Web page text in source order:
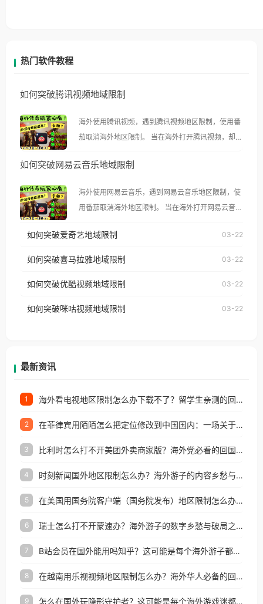
热门软件教程
如何突破腾讯视频地域限制
海外使用腾讯视频，遇到腾讯视频地区限制，使用番
茄取消海外地区限制。 当在海外打开腾讯视频，却突
示语。 海外用户如香港、澳门、台湾、美国、加拿
像其他音乐平台一样，出现地区及版权限制问题，且
仅能在中国大陆地区播放。 遇到这个问题的朋友们，
使用番茄回国加速器，即可解决「海外用户收听腾讯
台湾、美国、加拿大、澳大利亚、欧洲等国家和地区
权限制所困扰。
如何突破网易云音乐地域限制
海外使用网易云音乐，遇到网易云音乐地区限制，使
用番茄取消海外地区限制。 当在海外打开网易云音
播放”的提示语。 海外用户如香港、澳门、台湾、美
国、加拿大、澳大利亚、欧洲等国家和地区时，网易
制问题，且仅能在中国大陆地区播放。 遇到这个问题
户收听网易云音乐地区版权限制」的问题，无论人在
如何突破爱奇艺地域限制 03-22
如何突破喜马拉雅地域限制 03-22
如何突破优酷视频地域限制 03-22
如何突破咪咕视频地域限制 03-22
最新资讯
1 海外看电视地区限制怎么办下载不了？留学生亲测的回国加速方案（附2026世界杯观赛技巧）
2 在菲律宾用陌陌怎么把定位修改到中国国内：一场关于归属感与连接的探索
3 比利时怎么打不开美团外卖商家版？海外党必看的回国加速全攻略
4 时刻新闻国外地区限制怎么办？海外游子的内容乡愁与破局之路
5 在美国用国务院客户端（国务院发布）地区限制怎么办？3步解决海外看国内内容难题
6 瑞士怎么打不开蒙速办？海外游子的数字乡愁与破局之路
7 B站会员在国外能用吗知乎？这可能是每个海外游子都问过的问题
8 在越南用乐视视频地区限制怎么办？海外华人必备的回国加速攻略
9 怎么在国外玩隐形守护者？这可能是每个海外游戏迷都问过的问题